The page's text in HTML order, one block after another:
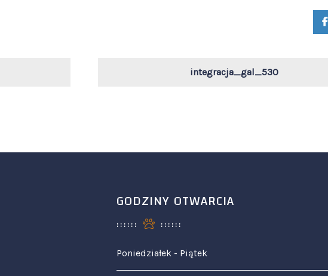
integracja_gal_530
GODZINY OTWARCIA
Poniedziałek - Piątek